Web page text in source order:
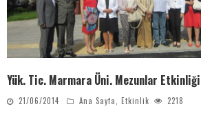
Yük. Tic. Marmara Üni. Mezunlar Etkinliği
21/06/2014 Ana Sayfa Etkinlik 2218